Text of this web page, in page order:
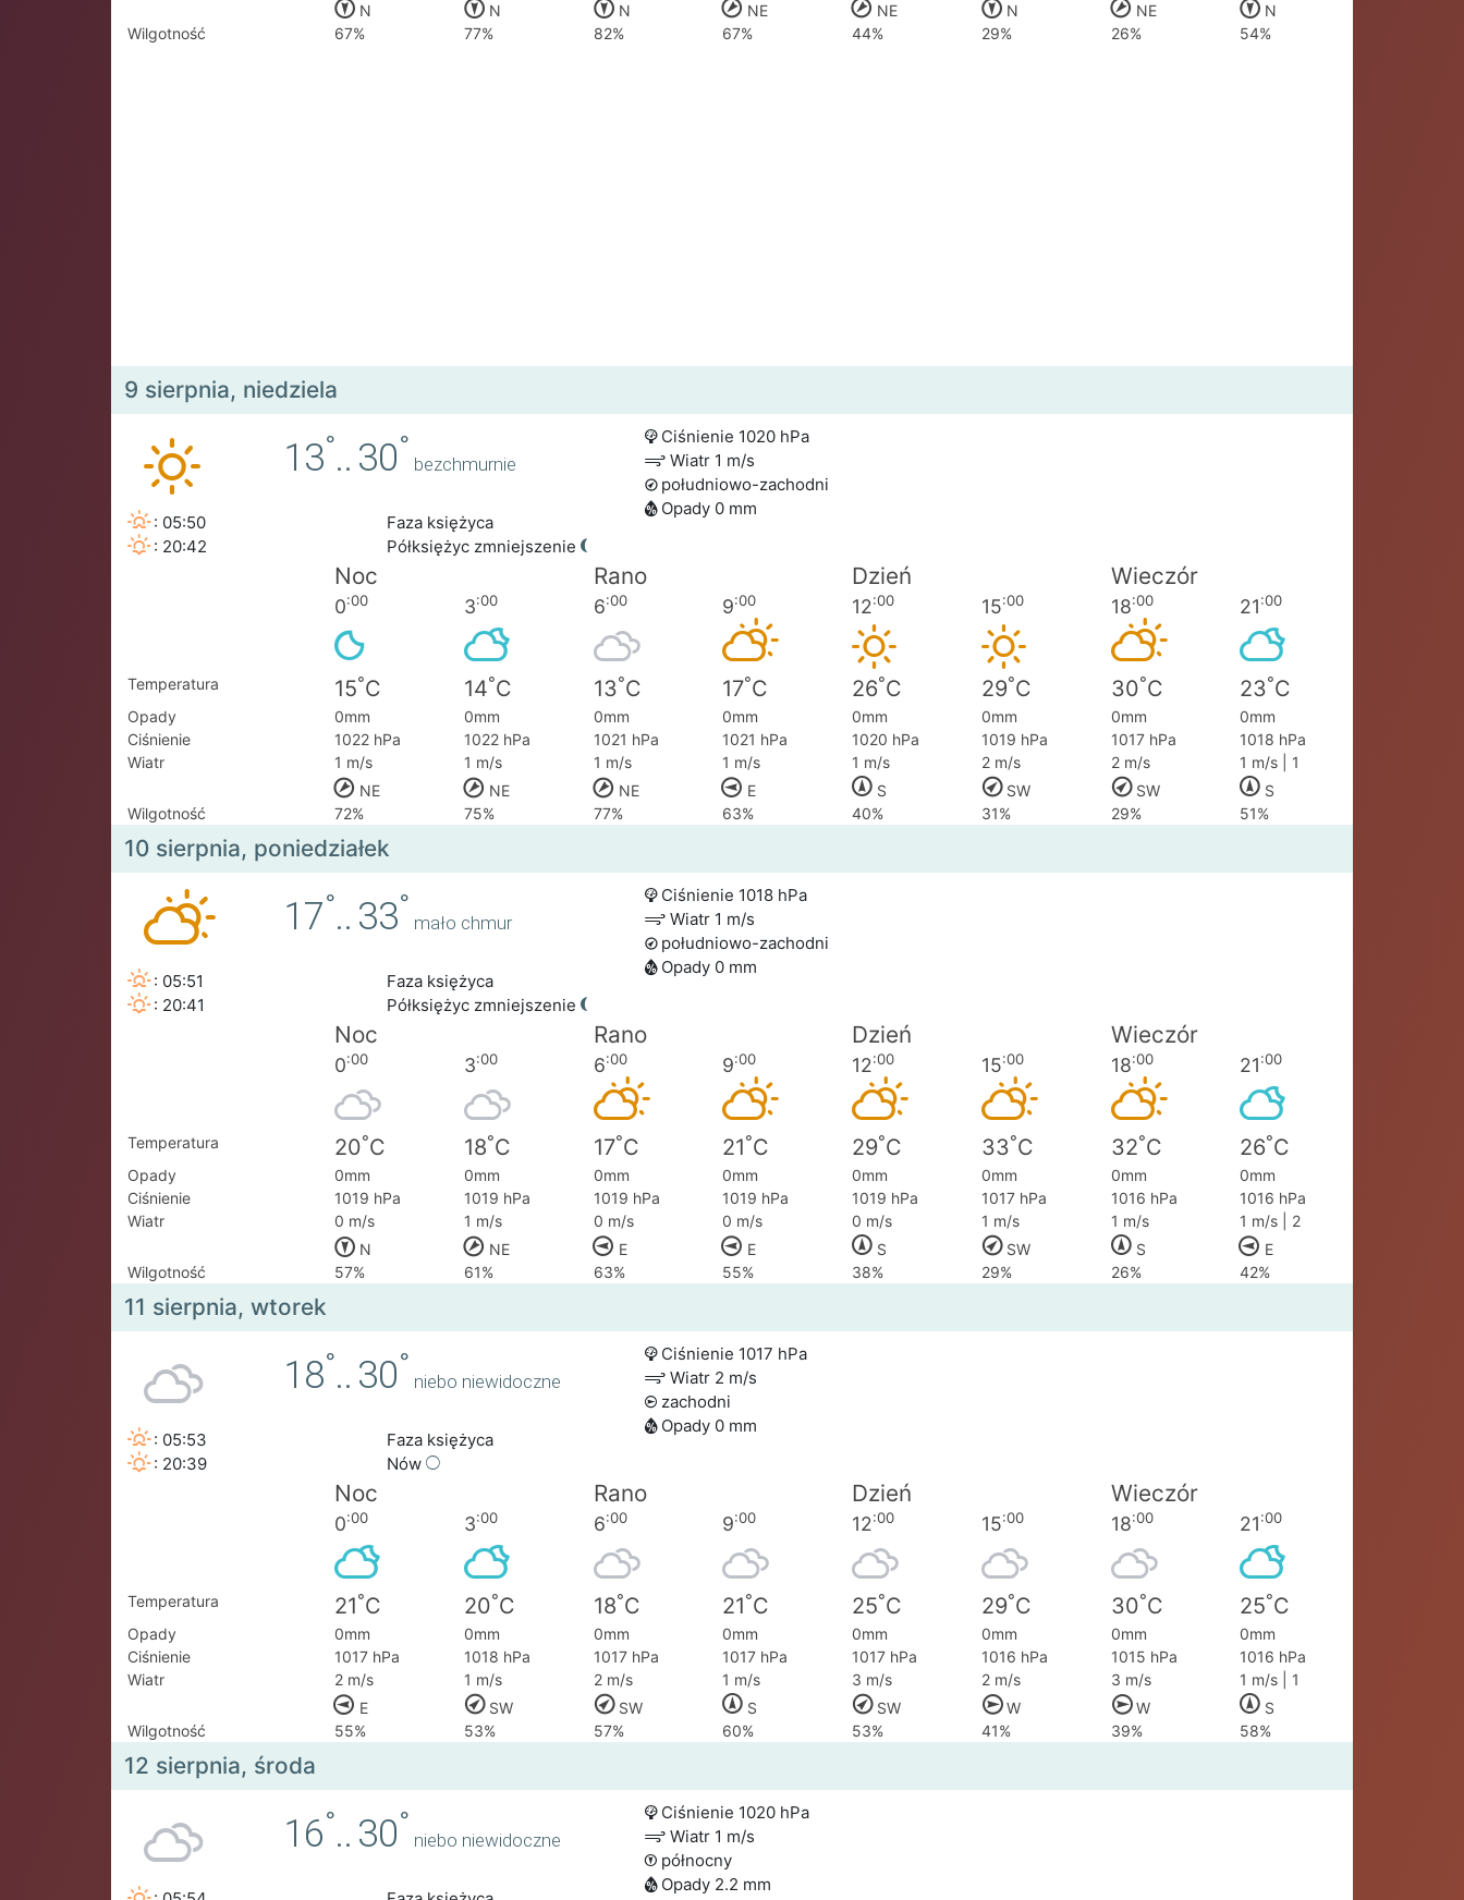
N
N N NE NE N NE
N
Wilgotność
67% 77% 82% 67% 44% 29% 26% 54%
9 sierpnia, niedziela
13°.. 30°
bezchmurnie
: 05:50
: 20:42
Faza księżyca
Półksiężyc zmniejszenie
Ciśnienie 1020 hPa
Wiatr 1 m/s
południowo-zachodni
Opady 0 mm
Noc Rano Dzień Wieczór
0:00 3:00 6:00 9:00 12:00 15:00 18:00 21:00
Temperatura 15°C 14°C 13°C 17°C 26°C 29°C 30°C 23°C
Opady 0mm 0mm 0mm 0mm 0mm 0mm 0mm
0mm
Ciśnienie
1022 hPa 1022 hPa 1021 hPa 1021 hPa 1020 hPa 1019 hPa 1017 hPa
1018 hPa
Wiatr
1 m/s 1 m/s 1 m/s 1 m/s 1 m/s 2 m/s 2 m/s
1 m/s | 1
NE
NE NE E S SW SW
S
Wilgotność
72% 75% 77% 63% 40% 31% 29% 51%
10 sierpnia, poniedziałek
17°.. 33°
mało chmur
: 05:51
: 20:41
Faza księżyca
Półksiężyc zmniejszenie
Ciśnienie 1018 hPa
Wiatr 1 m/s
południowo-zachodni
Opady 0 mm
Noc Rano Dzień Wieczór
0:00 3:00 6:00 9:00 12:00 15:00 18:00 21:00
Temperatura 20°C 18°C 17°C 21°C 29°C 33°C 32°C 26°C
Opady 0mm 0mm 0mm 0mm 0mm 0mm 0mm
0mm
Ciśnienie
1019 hPa 1019 hPa 1019 hPa 1019 hPa 1019 hPa 1017 hPa 1016 hPa
1016 hPa
Wiatr
0 m/s 1 m/s 0 m/s 0 m/s 0 m/s 1 m/s 1 m/s
1 m/s | 2
N
NE E E S SW S
E
Wilgotność
57% 61% 63% 55% 38% 29% 26% 42%
11 sierpnia, wtorek
18°.. 30°
niebo niewidoczne
: 05:53
: 20:39
Faza księżyca
Nów
Ciśnienie 1017 hPa
Wiatr 2 m/s
zachodni
Opady 0 mm
Noc Rano Dzień Wieczór
0:00 3:00 6:00 9:00 12:00 15:00 18:00 21:00
Temperatura 21°C 20°C 18°C 21°C 25°C 29°C 30°C 25°C
Opady 0mm 0mm 0mm 0mm 0mm 0mm 0mm
0mm
Ciśnienie
1017 hPa 1018 hPa 1017 hPa 1017 hPa 1017 hPa 1016 hPa 1015 hPa
1016 hPa
Wiatr
2 m/s 1 m/s 2 m/s 1 m/s 3 m/s 2 m/s 3 m/s
1 m/s | 1
E
SW SW S SW W W
S
Wilgotność
55% 53% 57% 60% 53% 41% 39% 58%
12 sierpnia, środa
16°.. 30°
niebo niewidoczne
Ciśnienie 1020 hPa
Wiatr 1 m/s
północny
Opady 2.2 mm